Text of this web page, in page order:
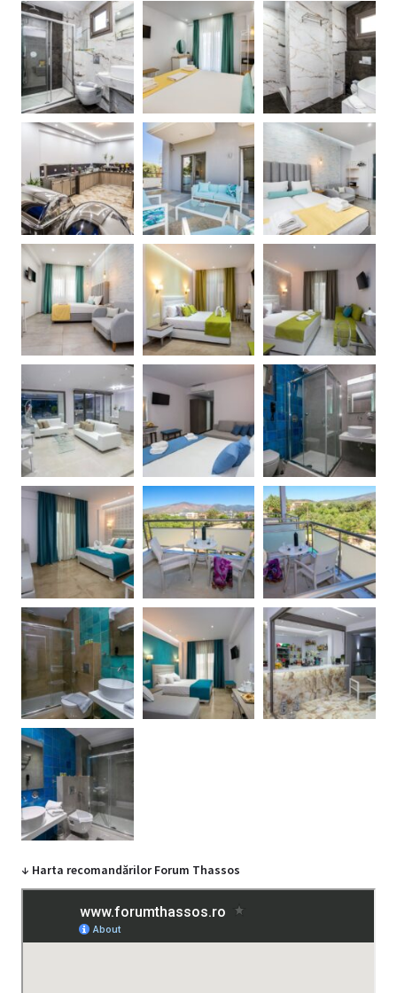
↓ Harta recomandărilor Forum Thassos